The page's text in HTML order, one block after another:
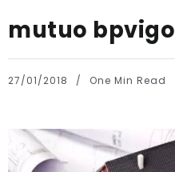
mutuo bpvigo
27/01/2018 One Min Read